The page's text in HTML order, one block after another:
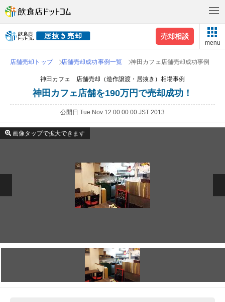
売却相談
menu
店舗売却トップ 店舗売却成功事例一覧 神田カフェ店舗売却成功事例
神田カフェ 店舗売却（造作譲渡・居抜き）相場事例
神田カフェ店舗を190万円で売却成功！
公開日 Tue Nov 12 00:00:00 JST 2013
画像タップで拡大できます